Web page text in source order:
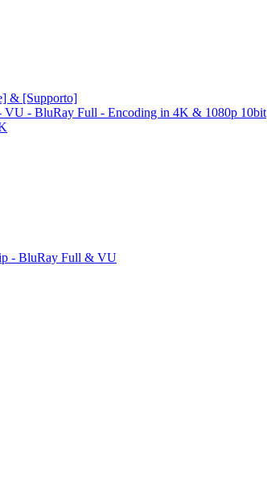
& [Supporto]
VU - BluRay Full - Encoding in 4K & 1080p 10bit
- BluRay Full & VU